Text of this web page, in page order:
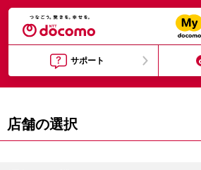
サポート
店舗の選択